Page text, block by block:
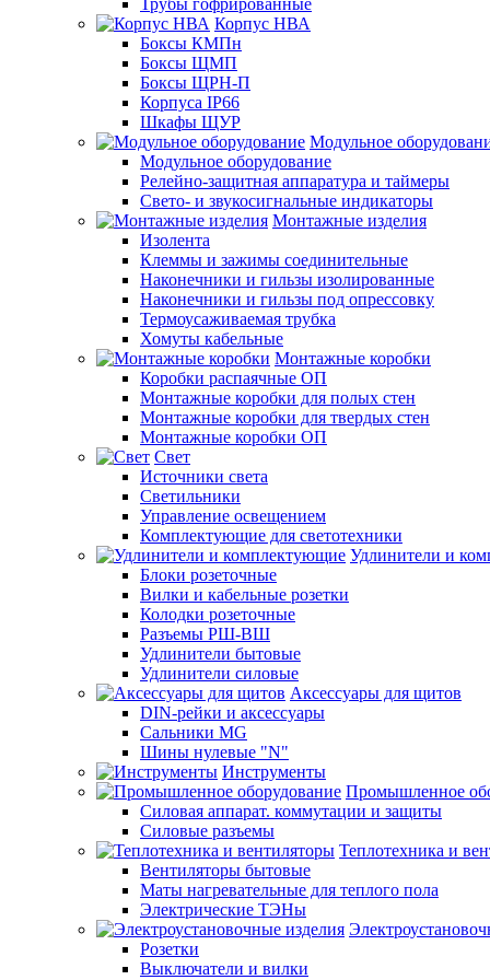
Корпус НВА
Боксы КМПн
Боксы ЩМП
Боксы ЩРН-П
Корпуса IP66
Шкафы ЩУР
Модульное
Модульное оборудование
Релейно-защитная аппаратура и таймеры
Свето- и звукосигнальные индикаторы
Монтажные изделия
Изолента
Клеммы и зажимы соединительные
Наконечники и гильзы изолированные
Наконечники и гильзы под опрессовку
Термоусаживаемая трубка
Хомуты кабельные
Монтажные коробки
Коробки распаячные ОП
Монтажные коробки для полых стен
Монтажные коробки для твердых стен
Монтажные коробки ОП
Свет
Источники света
Светильники
Управление освещением
Комплектующие для светотехники
Удлинители и
Блоки розеточные
Вилки и кабельные розетки
Колодки розеточные
Разъемы РШ-ВШ
Удлинители бытовые
Удлинители силовые
Аксессуары для щитов
DIN-рейки и аксессуары
Сальники MG
Шины нулевые "N"
Инструменты
Промышленное
Силовая аппарат. коммутации и защиты
Силовые разъемы
Теплотехника и
Вентиляторы бытовые
Маты нагревательные для теплого пола
Электрические ТЭНы
Розетки
Выключатели и вилки